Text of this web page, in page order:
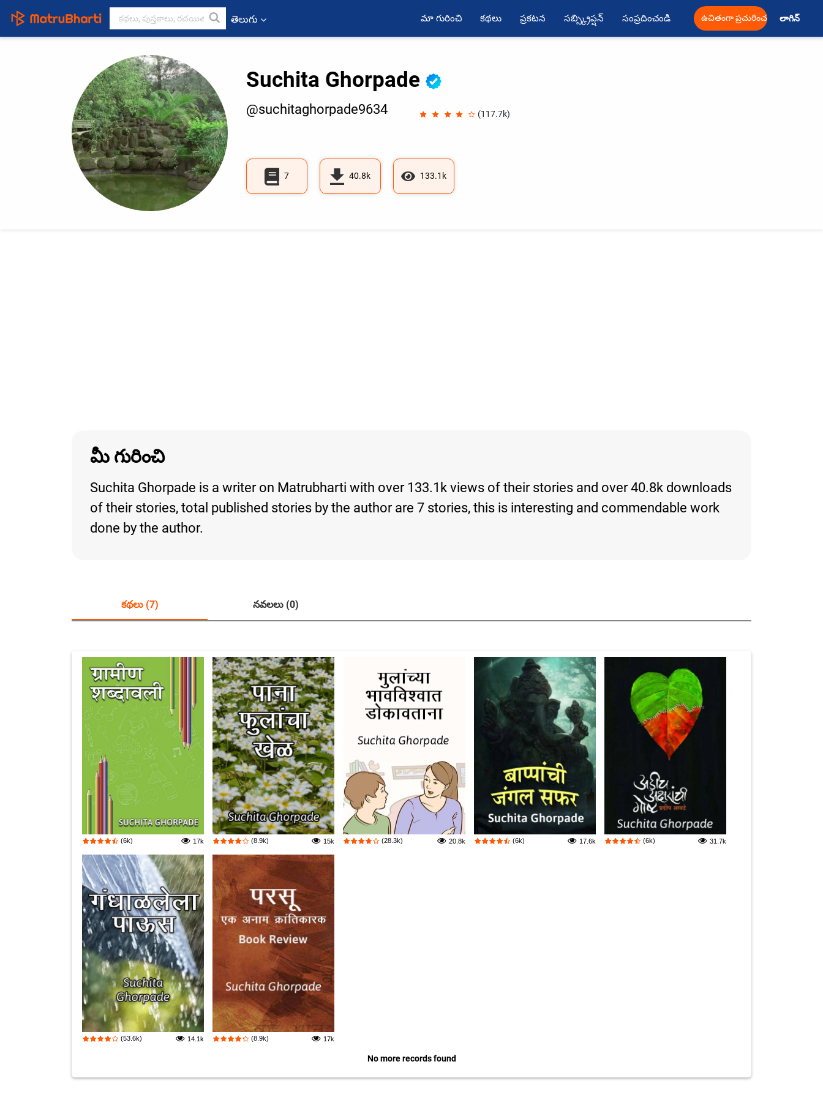
తెలుగు మా గురించి కథలు ప్రకటన సబ్స్క్రిప్షన్ సంప్రదించండి ఉచితంగా ప్రచురించండి లాగిన్
Suchita Ghorpade
@suchitaghorpade9634 (117.7k)
7 40.8k 133.1k
మీ గురించి
Suchita Ghorpade is a writer on Matrubharti with over 133.1k views of their stories and over 40.8k downloads
of their stories, total published stories by the author are 7 stories, this is interesting and commendable work
done by the author.
కథలు (7) నవలలు (0)
(6k) 17k (8.9k) 15k (28.3k) 20.8k (6k) 17.6k (6k) 31.7k
(53.6k) 14.1k (8.9k) 17k
No more records found